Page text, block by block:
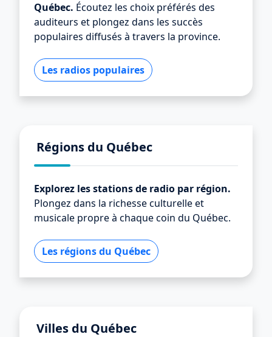
Québec. Écoutez les choix préférés des
auditeurs et plongez dans les succès
populaires diffusés à travers la province.
Les radios populaires
Régions du Québec
Explorez les stations de radio par région.
Plongez dans la richesse culturelle et
musicale propre à chaque coin du Québec.
Les régions du Québec
Villes du Québec